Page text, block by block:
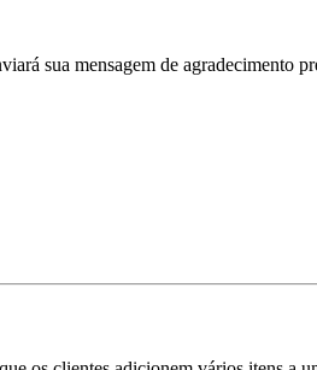
sua mensagem de agradecimento